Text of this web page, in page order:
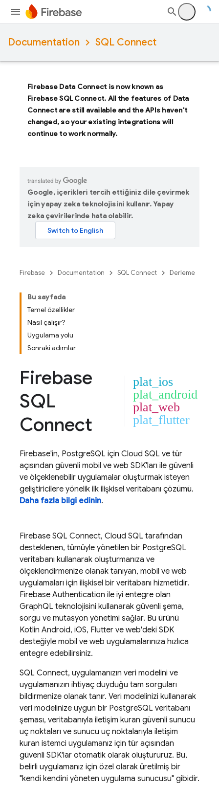
Documentation SQL Connect
Firebase Data Connectis now known as
Firebase SQL Connect. All the features of Data
Connectare still available and the APIs haven't
changed, so your existing integrations will
continue to work normally.
Google, içerikleri tercih ettiğiniz dile çevirmek
için yapay zeka teknolojisini kullanır. Yapay
zeka çevirilerinde hata olabilir.
Firebase Documentation SQL Connect Derleme
Bu sayfada
Temel özellikler
Nasıl çalışır?
Uygulama yolu
Sonraki adımlar
Firebase
SQL
Connect
plat_ios
plat_android
plat_web
plat_flutter
Firebase'in, PostgreSQL için Cloud SQL ve tür
açısından güvenli mobil ve web SDK'ları ile güvenli
ve ölçeklenebilir uygulamalar oluşturmak isteyen
geliştiricilere yönelik ilk ilişkisel veritabanı çözümü.
Daha fazla bilgi edinin.
Firebase SQL Connect, Cloud SQL tarafından
desteklenen, tümüyle yönetilen bir PostgreSQL
veritabanı kullanarak oluşturmanıza ve
ölçeklendirmenize olanak tanıyan, mobil ve web
uygulamaları için ilişkisel bir veritabanı hizmetidir.
Firebase Authentication ile iyi entegre olan
GraphQL teknolojisini kullanarak güvenli şema,
sorgu ve mutasyon yönetimi sağlar. Bu ürünü
Kotlin Android, iOS, Flutter ve web'deki SDK
desteğiyle mobil ve web uygulamalarınıza hızlıca
entegre edebilirsiniz.
SQL Connect, uygulamanızın veri modelini ve
uygulamanızın ihtiyaç duyduğu tam sorguları
bildirmenize olanak tanır. Veri modelinizi kullanarak
veri modelinize uygun bir PostgreSQL veritabanı
şeması, veritabanıyla iletişim kuran güvenli sunucu
uç noktaları ve sunucu uç noktalarıyla iletişim
kuran istemci uygulamanız için tür açısından
güvenli SDK'lar otomatik olarak oluştururuz. Bu,
belirli uygulamanız için özel olarak üretilmiş bir
"kendi kendini yöneten uygulama sunucusu" gibidir.